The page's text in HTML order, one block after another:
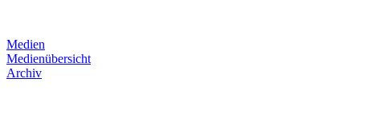
Medien
Medienübersicht
Archiv